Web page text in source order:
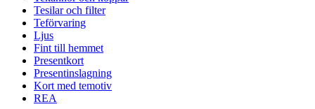
Tesilar och filter
Teförvaring
Ljus
Fint till hemmet
Presentkort
Presentinslagning
Kort med temotiv
REA